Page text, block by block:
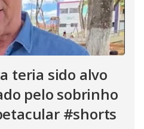
teria sido alvo
pelo sobrinho
#shorts